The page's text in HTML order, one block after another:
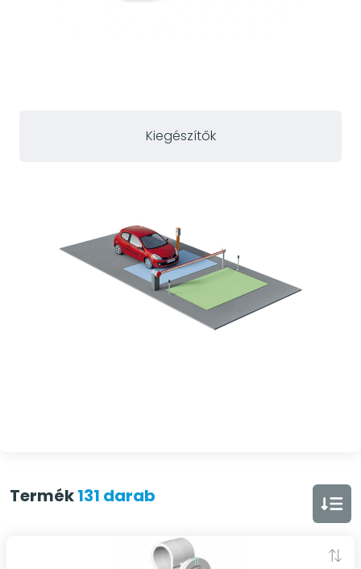
Kiegészítők
Termék131 darab